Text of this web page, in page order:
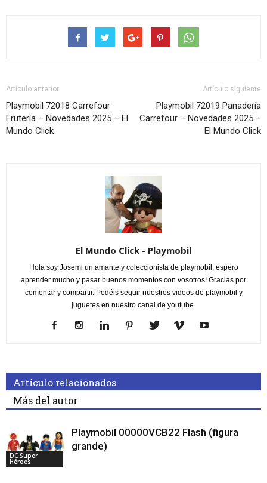
Artículo anterior
Playmobil 72018 Carrefour
Frutería – Novedades 2025 – El
Mundo Click
Artículo siguiente
Playmobil 72019 Panadería
Carrefour – Novedades 2025 –
El Mundo Click
El Mundo Click - Playmobil
Hola soy Josemi un amante y coleccionista de playmobil, espero
aprender mucho y pasar buenos momentos con vosotros! Gracias por
comentar y compartir. Podéis seguir nuestros videos de playmobil y
juguetes en nuestro canal de youtube.
Artículo relacionados
Más del autor
DC Super
Héroes
Playmobil 00000VCB22 Flash (figura
grande)